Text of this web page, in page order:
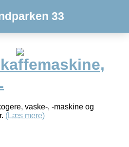
33
vaske-, -maskine og
(Læs mere)